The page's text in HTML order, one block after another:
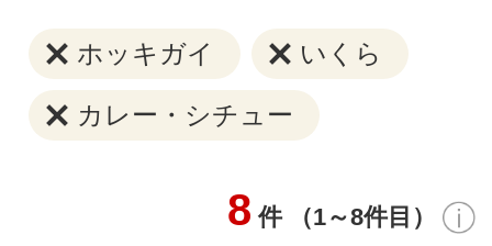
ホッキガイ いくら
カレー・シチュー
8 件 （1～8件目）